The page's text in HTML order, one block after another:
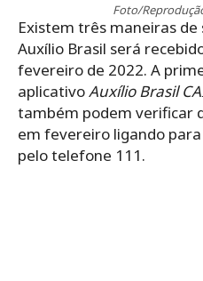
Foto/
Existem três maneiras
Auxílio Brasil será
fevereiro de 2022. A
aplicativoAuxílio Brasil
também podem verificar
em fevereiro ligando
pelo telefone 111.